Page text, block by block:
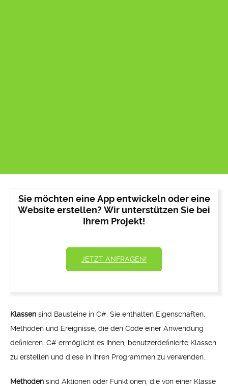
Sie möchten eine App entwickeln oder eine
Website erstellen? Wir unterstützen Sie bei
Ihrem Projekt!
JETZT ANFRAGEN!
Klassen sind Bausteine in C#. Sie enthalten Eigenschaften,
Methoden und Ereignisse, die den Code einer Anwendung
definieren. C# ermöglicht es Ihnen, benutzerdefinierte Klassen
zu erstellen und diese in Ihren Programmen zu verwenden.
Methoden sind Aktionen oder Funktionen, die von einer Klasse